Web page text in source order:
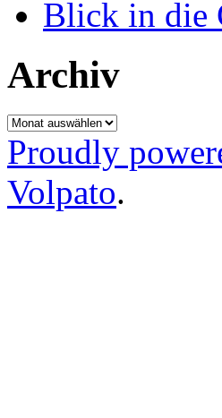
Blick in die
Archiv
Archiv
Proudly
Volpato.